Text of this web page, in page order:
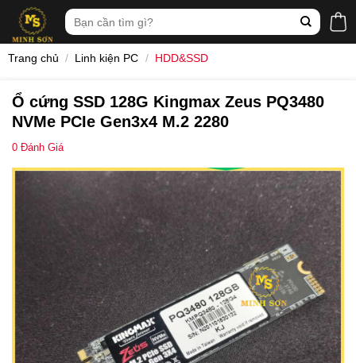
content
Tìm
kiếm:
Trang chủ / Linh kiện PC / HDD&SSD
Ổ cứng SSD 128G Kingmax Zeus PQ3480
NVMe PCIe Gen3x4 M.2 2280
0 Đánh Giá